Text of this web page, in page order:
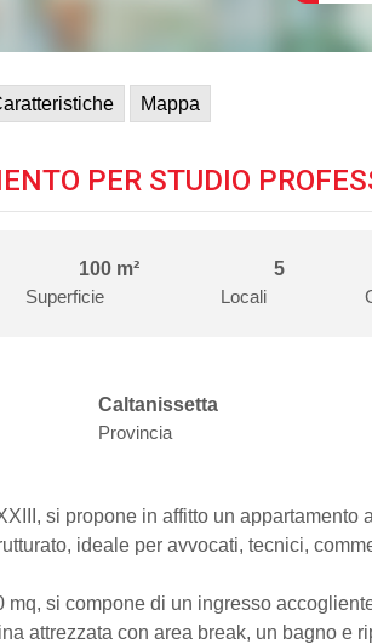
Mappa
PER STUDIO
100 m²
Superficie
5
Locali
Caltanissetta
Provincia
si propone in affitto un
ideale per avvocati, tecnici,
mq, si compone di un ingresso
attrezzata con area break, un bagno e